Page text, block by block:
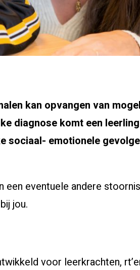
kan opvangen van
diagnose komt een
sociaal- emotionele
een eventuele andere
jou.
voor leerkrachten,